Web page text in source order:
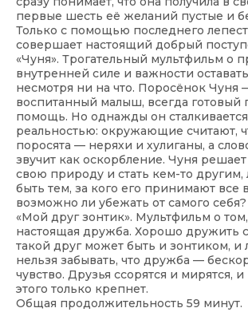
первые шесть её желаний пустые и
Только с помощью последнего
совершает настоящий добрый
«Чуня». Трогательный мультфильм о
внутренней силе и важности
несмотря ни на что. Поросёнок Чуня
воспитанный малыш, всегда готовый
помощь. Но однажды он
реальностью: окружающие считают,
поросята — неряхи и хулиганы, а
звучит как оскорбление. Чуня
свою природу и стать кем-то
быть тем, за кого его принимают все
возможно ли убежать от самого себя?
«Мой друг зонтик». Мультфильм о
настоящая дружба. Хорошо дружить
такой друг может быть и зонтиком, и
нельзя забывать, что дружба —
чувство. Друзья ссорятся и мирятся,
этого только крепнет.
Общая продолжительность 59 минут.